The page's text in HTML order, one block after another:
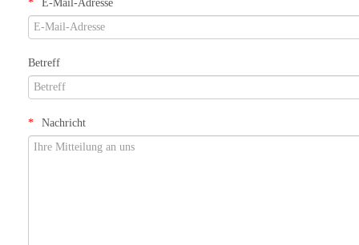
E-Mail-Adresse
Betreff
Nachricht